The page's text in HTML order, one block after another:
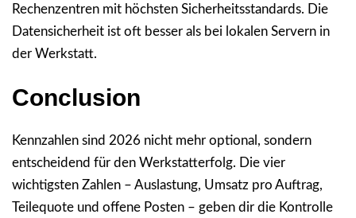
Rechenzentren mit höchsten Sicherheitsstandards. Die
Datensicherheit ist oft besser als bei lokalen Servern in
der Werkstatt.
Conclusion
Kennzahlen sind 2026 nicht mehr optional, sondern
entscheidend für den Werkstatterfolg. Die vier
wichtigsten Zahlen – Auslastung, Umsatz pro Auftrag,
Teilequote und offene Posten – geben dir die Kontrolle